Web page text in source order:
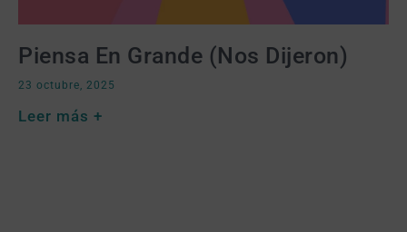
Piensa En Grande (nos Dijeron)
23 octubre, 2025
Leer más +